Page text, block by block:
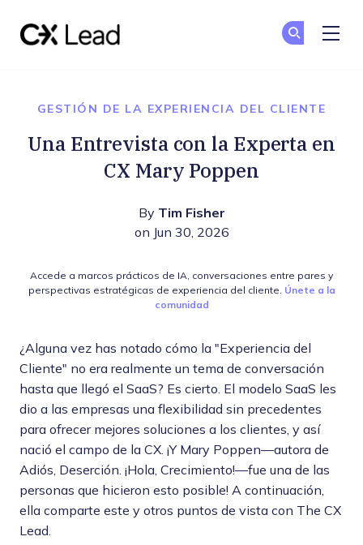
GESTIÓN DE LA EXPERIENCIA DEL CLIENTE
Una Entrevista con la Experta en
CX Mary Poppen
By Tim Fisher
on Jun 30, 2026
Accede a marcos prácticos de IA, conversaciones entre pares y
perspectivas estratégicas de experiencia del cliente. Únete a la
comunidad
¿Alguna vez has notado cómo la "Experiencia del
Cliente" no era realmente un tema de conversación
hasta que llegó el SaaS? Es cierto. El modelo SaaS les
dio a las empresas una flexibilidad sin precedentes
para ofrecer mejores soluciones a los clientes, y así
nació el campo de la CX. ¡Y Mary Poppen—autora de
Adiós, Deserción. ¡Hola, Crecimiento!—fue una de las
personas que hicieron esto posible! A continuación,
ella comparte este y otros puntos de vista con The CX
Lead.